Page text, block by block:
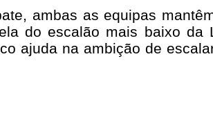
ambas as equipas
do escalão mais baixo da
ajuda na ambição de